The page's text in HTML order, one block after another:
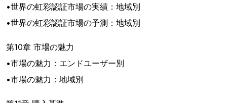
•世界の虹彩認証市場の実績：地域別
•世界の虹彩認証市場の予測：地域別
第10章 市場の魅力
•市場の魅力：エンドユーザー別
•市場の魅力：地域別